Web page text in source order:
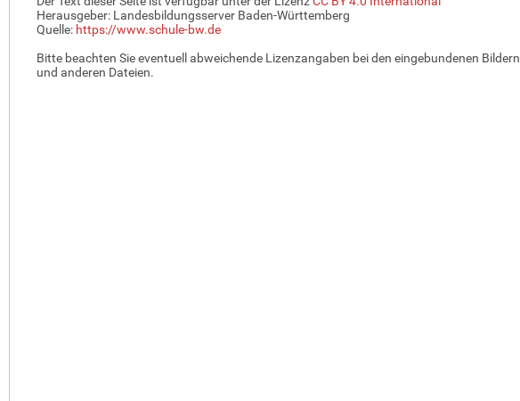
Herausgeber: Landesbildungsserver Baden-Württemberg
Quelle: https://www.schule-bw.de
Bitte beachten Sie eventuell abweichende Lizenzangaben bei den eingebundenen Bildern
und anderen Dateien.